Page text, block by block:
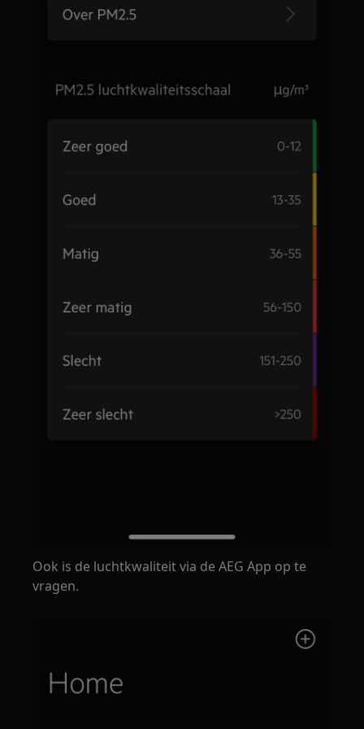
Ook is de luchtkwaliteit via de AEG App op te
vragen.